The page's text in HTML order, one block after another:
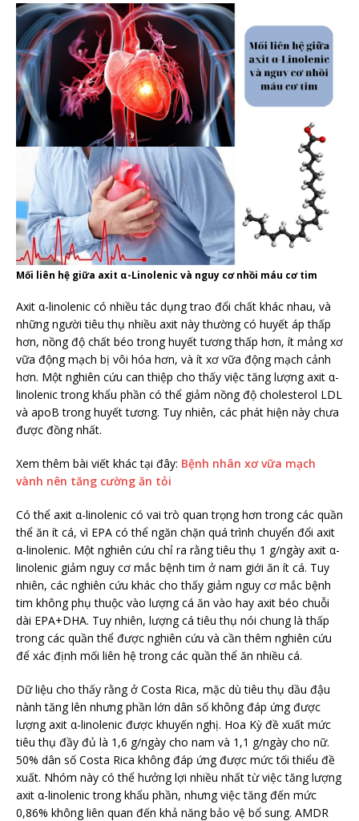
Mối liên hệ giữa axit α-Linolenic và nguy cơ nhồi máu cơ tim
Axit α-linolenic có nhiều tác dụng trao đổi chất khác nhau, và
những người tiêu thụ nhiều axit này thường có huyết áp thấp
hơn, nồng độ chất béo trong huyết tương thấp hơn, ít mảng xơ
vữa động mạch bị vôi hóa hơn, và ít xơ vữa động mạch cảnh
hơn. Một nghiên cứu can thiệp cho thấy việc tăng lượng axit α-
linolenic trong khẩu phần có thể giảm nồng độ cholesterol LDL
và apoB trong huyết tương. Tuy nhiên, các phát hiện này chưa
được đồng nhất.
Xem thêm bài viết khác tại đây: Bệnh nhân xơ vữa mạch
vành nên tăng cường ăn tỏi
Có thể axit α-linolenic có vai trò quan trọng hơn trong các quần
thể ăn ít cá, vì EPA có thể ngăn chặn quá trình chuyển đổi axit
α-linolenic. Một nghiên cứu chỉ ra rằng tiêu thụ 1 g/ngày axit α-
linolenic giảm nguy cơ mắc bệnh tim ở nam giới ăn ít cá. Tuy
nhiên, các nghiên cứu khác cho thấy giảm nguy cơ mắc bệnh
tim không phụ thuộc vào lượng cá ăn vào hay axit béo chuỗi
dài EPA+DHA. Tuy nhiên, lượng cá tiêu thụ nói chung là thấp
trong các quần thể được nghiên cứu và cần thêm nghiên cứu
để xác định mối liên hệ trong các quần thể ăn nhiều cá.
Dữ liệu cho thấy rằng ở Costa Rica, mặc dù tiêu thụ dầu đậu
nành tăng lên nhưng phần lớn dân số không đáp ứng được
lượng axit α-linolenic được khuyến nghị. Hoa Kỳ đề xuất mức
tiêu thụ đầy đủ là 1,6 g/ngày cho nam và 1,1 g/ngày cho nữ.
50% dân số Costa Rica không đáp ứng được mức tối thiểu đề
xuất. Nhóm này có thể hưởng lợi nhiều nhất từ việc tăng lượng
axit α-linolenic trong khẩu phần, nhưng việc tăng đến mức
0,86% không liên quan đến khả năng bảo vệ bổ sung. AMDR